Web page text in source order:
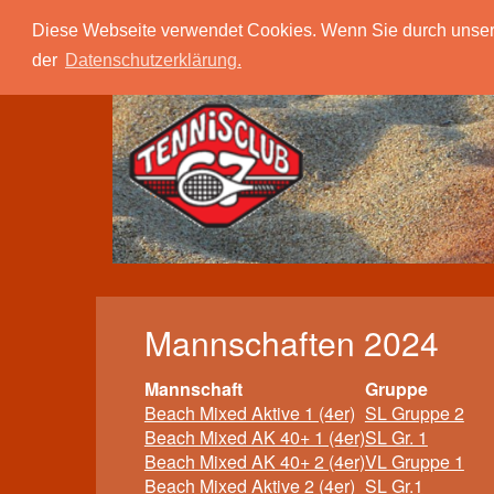
Diese Webseite verwendet Cookies. Wenn Sie durch
der Datenschutzerklärung.
Tc 67 Quierschied Verein Spielbetrieb
Mannschaften 2024
Mannschaft
Gruppe
Beach Mixed Aktive 1 (4er) SL Gruppe 2
Beach Mixed AK 40+ 1 (4er)SL Gr. 1
Beach Mixed AK 40+ 2 (4er)VL Gruppe 1
Beach Mixed Aktive 2 (4er) SL Gr.1